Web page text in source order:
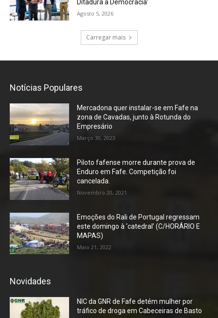
Ditadura à Democracia’
Agosto 5, 2026
Carregar mais
Notícias Populares
Mercadona quer instalar-se em Fafe na
zona de Cavadas, junto à Rotunda do
Empresário
Março 30, 2023
Piloto fafense morre durante prova de
Enduro em Fafe. Competição foi
cancelada.
Novembro 20, 2021
Emoções do Rali de Portugal regressam
este domingo à ‘catedral’ (C/HORÁRIO E
MAPAS)
Maio 21, 2022
Novidades
NIC da GNR de Fafe detém mulher por
tráfico de droga em Cabeceiras de Basto